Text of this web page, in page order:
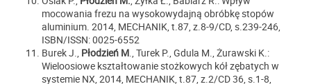
mocowania frezu na wysokowydajną obróbkę stopów
aluminium. 2014, MECHANIK, t.87, z.8-9/CD, s.239-246,
ISBN/ISSN: 0025-6552
Burek J.,
Płodzień M ., Turek P., Gdula M., Żurawski K.:
Wieloosiowe kształtowanie stożkowych kół zębatych w
systemie NX, 2014, MECHANIK, t.87, z.2/CD 36, s.1-8,